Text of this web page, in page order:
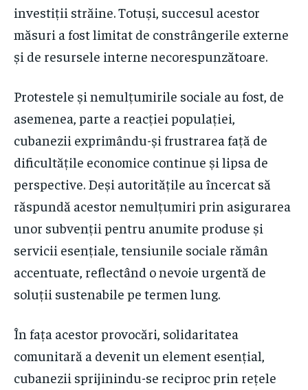
investiții străine. Totuși, succesul acestor
măsuri a fost limitat de constrângerile externe
și de resursele interne necorespunzătoare.
Protestele și nemulțumirile sociale au fost, de
asemenea, parte a reacției populației,
cubanezii exprimându-și frustrarea față de
dificultățile economice continue și lipsa de
perspective. Deși autoritățile au încercat să
răspundă acestor nemulțumiri prin asigurarea
unor subvenții pentru anumite produse și
servicii esențiale, tensiunile sociale rămân
accentuate, reflectând o nevoie urgentă de
soluții sustenabile pe termen lung.
În fața acestor provocări, solidaritatea
comunitară a devenit un element esențial,
cubanezii sprijinindu-se reciproc prin rețele